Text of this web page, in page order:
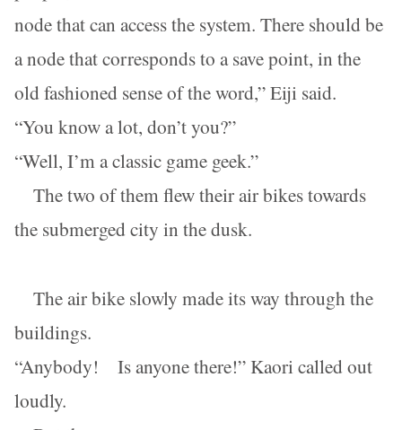
node that can access the system. There should be
a node that corresponds to a save point, in the
old fashioned sense of the word,” Eiji said.
“You know a lot, don’t you?”
“Well, I’m a classic game geek.”
The two of them flew their air bikes towards
the submerged city in the dusk.
The air bike slowly made its way through the
buildings.
“Anybody! Is anyone there!” Kaori called out
loudly.